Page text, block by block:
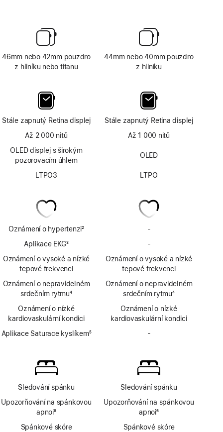
46mm nebo 42mm pouzdro
z hliníku nebo titanu
Stále zapnutý Retina displej
Až 2 000 nitů
OLED displej s širokým
pozorovacím úhlem
LTPO3
Oznámení o hypertenzi2
Aplikace EKG
Poznámka
3
Oznámení o vysoké a nízké
tepové frekvenci
Oznámení o nepravidelném
srdečním rytmu
Poznámka
4
Oznámení o nízké
kardiovaskulární kondici
Aplikace Saturace kyslíkem5
Sledování spánku
Upozorňování na spánkovou
apnoi
Poznámka
6
Spánkové skóre
44mm nebo 40mm pouzdro
z hliníku
Stále zapnutý Retina displej
Až 1 000 nitů
OLED
LTPO
-
-
aplikace
EKG
Oznámení o vysoké a nízké
tepové frekvenci
Oznámení o nepravidelném
srdečním rytmu
Poznámka
4
Oznámení o nízké
kardiovaskulární kondici
-
kyslíkem
Sledování spánku
Upozorňování na spánkovou
apnoi
Poznámka
6
Spánkové skóre